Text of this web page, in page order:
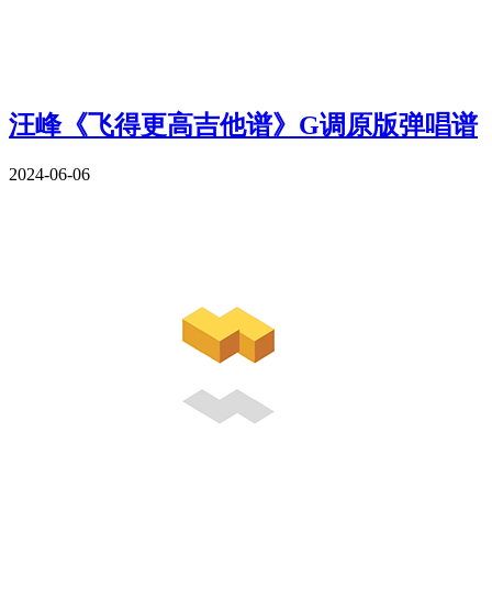
汪峰《飞得更高吉他谱》G调原版弹唱谱
2024-06-06